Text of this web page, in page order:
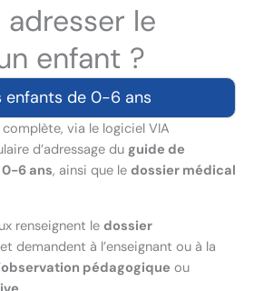
le
enfant ?
enfants de 0-6 ans
via le logiciel VIA
d’adressage du guide de
6 ans, ainsi que le dossier médical
renseignent le dossier
et demandent à l’enseignant ou à la
observation pédagogique ou